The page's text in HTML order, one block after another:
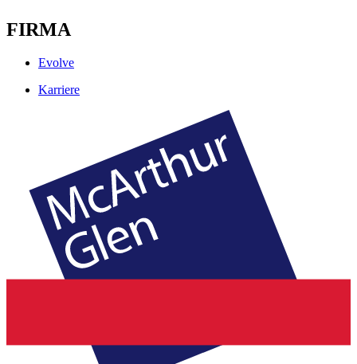
FIRMA
Evolve
Karriere